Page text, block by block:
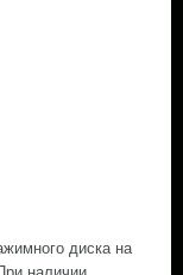
диска на